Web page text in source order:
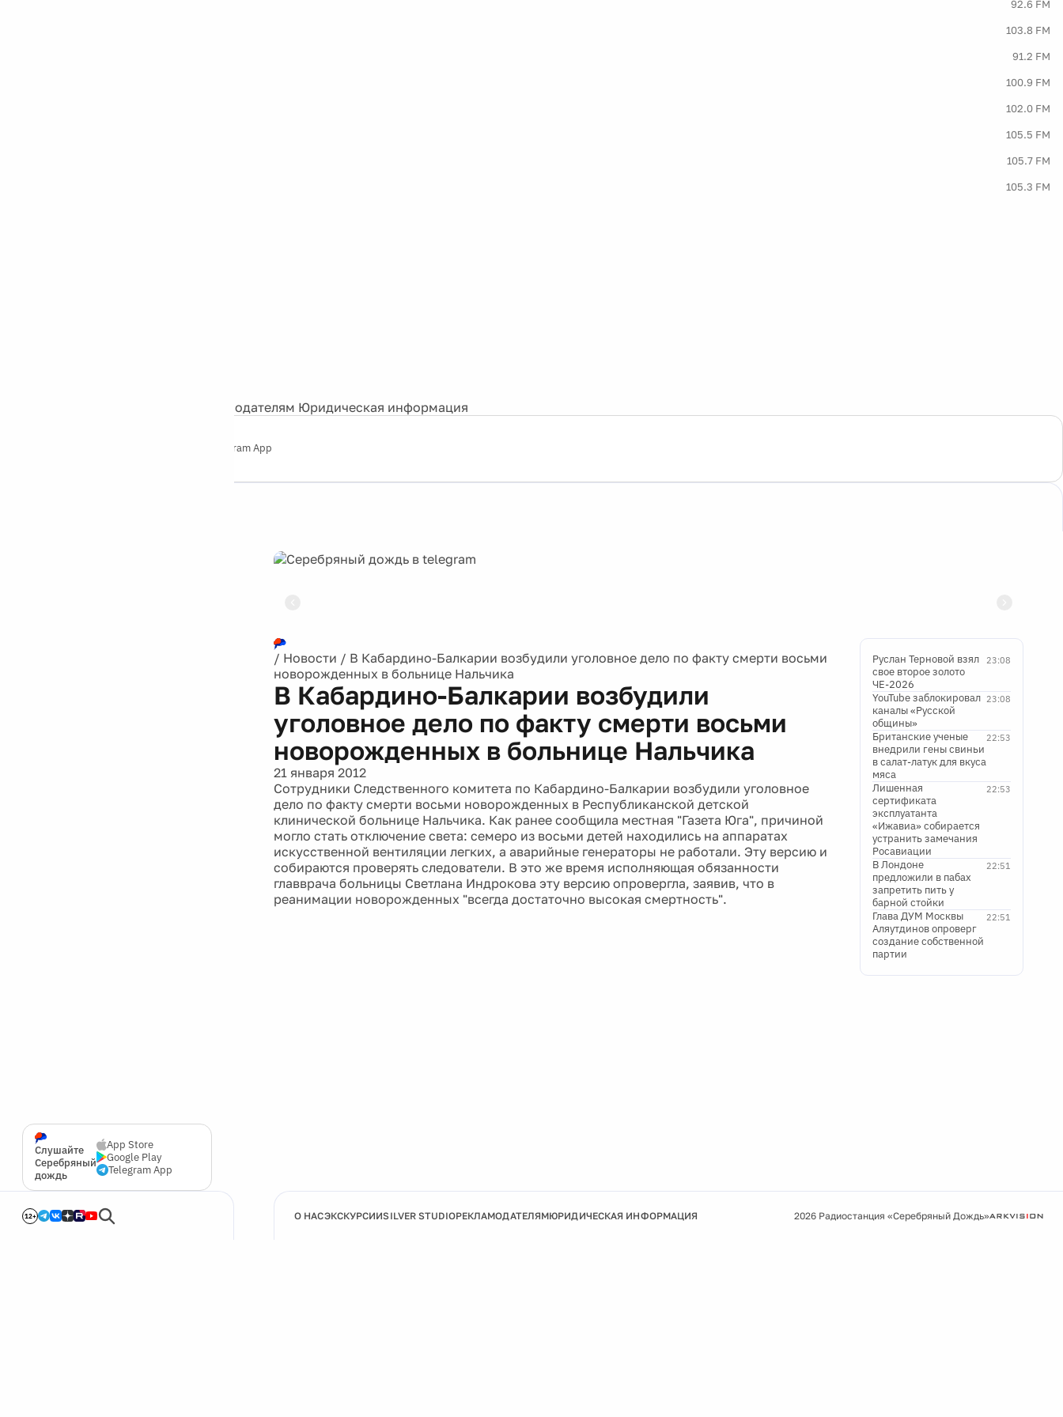
92.6 FM
103.8 FM
91.2 FM
100.9 FM
102.0 FM
105.5 FM
105.7 FM
105.3 FM
Рекламодателям Юридическая информация
Telegram App
Слушайте
Серебряный
дождь
App Store
Google Play
Telegram App
12+
/ Новости / В Кабардино-Балкарии возбудили уголовное дело по факту смерти восьми
новорожденных в больнице Нальчика
В Кабардино-Балкарии возбудили
уголовное дело по факту смерти восьми
новорожденных в больнице Нальчика
21 января 2012
Сотрудники Следственного комитета по Кабардино-Балкарии возбудили уголовное
дело по факту смерти восьми новорожденных в Республиканской детской
клинической больнице Нальчика. Как ранее сообщила местная "Газета Юга", причиной
могло стать отключение света: семеро из восьми детей находились на аппаратах
искусственной вентиляции легких, а аварийные генераторы не работали. Эту версию и
собираются проверять следователи. В это же время исполняющая обязанности
главврача больницы Светлана Индрокова эту версию опровергла, заявив, что в
реанимации новорожденных "всегда достаточно высокая смертность".
23:08
Руслан Терновой взял
свое второе золото
ЧЕ-2026
23:08
YouTube заблокировал
каналы «Русской
общины»
22:53
Британские ученые
внедрили гены свиньи
в салат-латук для вкуса
мяса
22:53
Лишенная
сертификата
эксплуатанта
«Ижавиа» собирается
устранить замечания
Росавиации
22:51
В Лондоне
предложили в пабах
запретить пить у
барной стойки
22:51
Глава ДУМ Москвы
Аляутдинов опроверг
создание собственной
партии
О НАСЭКСКУРСИИSILVER STUDIOРЕКЛАМОДАТЕЛЯМЮРИДИЧЕСКАЯ ИНФОРМАЦИЯ 2026 Радиостанция «Серебряный Дождь»